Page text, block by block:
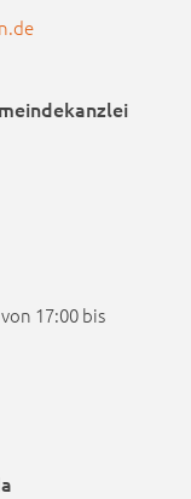
17:00 bis